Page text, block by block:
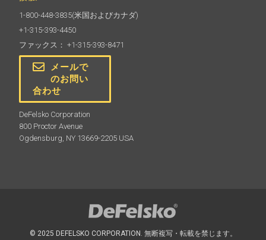
1-800-448-3835(米国およびカナダ)
+1-315-393-4450
ファックス： +1-315-393-8471
メールで
のお問い
合わせ
DeFelsko Corporation
800 Proctor Avenue
Ogdensburg, NY 13669-2205 USA
© 2025 DEFELSKO CORPORATION. 無断複写・転載を禁じます。